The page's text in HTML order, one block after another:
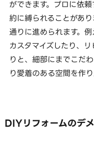
ができます。プロに依
約に縛られることがあ
通りに進められます。
カスタマイズしたり、
りと、細部にまでこだ
り愛着のある空間を作
DIYリフォームのデ